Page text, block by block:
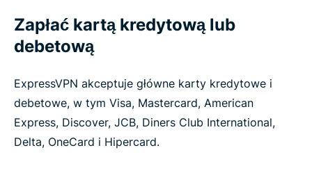
Zapłać kartą kredytową lub
debetową
ExpressVPN akceptuje główne karty kredytowe i
debetowe, w tym Visa, Mastercard, American
Express, Discover, JCB, Diners Club International,
Delta, OneCard i Hipercard.